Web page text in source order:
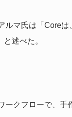
ルマ氏は「Core
述べた。
ークフローで、手